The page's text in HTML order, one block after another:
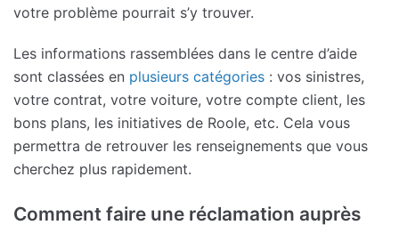
votre problème pourrait s’y trouver.
Les informations rassemblées dans le centre d’aide
sont classées en plusieurs catégories : vos sinistres,
votre contrat, votre voiture, votre compte client, les
bons plans, les initiatives de Roole, etc. Cela vous
permettra de retrouver les renseignements que vous
cherchez plus rapidement.
Comment faire une réclamation auprès